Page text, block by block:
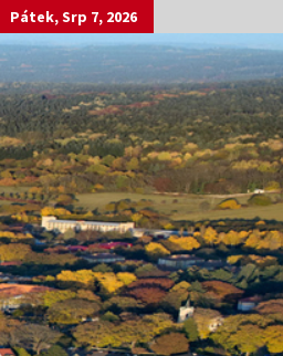
Pátek, Srp 7, 2026